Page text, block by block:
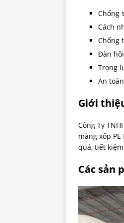
Chống
Cách
Chống
Đàn
Trọng
An
Giới
Công Ty
màng xốp
quả, tiết
Các sản